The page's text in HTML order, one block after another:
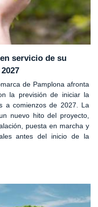
servicio de su
de Pamplona afronta
la previsión de iniciar la
a comienzos de 2027. La
nuevo hito del proyecto,
puesta en marcha y
antes del inicio de la